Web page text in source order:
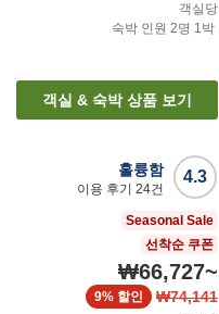
객실당
숙박 인원 2명 1박
객실 & 숙박 상품 보기
4.3
훌륭함
이용 후기 24건
Seasonal Sale
선착순 쿠폰
₩66,727~
₩74,141
9% 할인